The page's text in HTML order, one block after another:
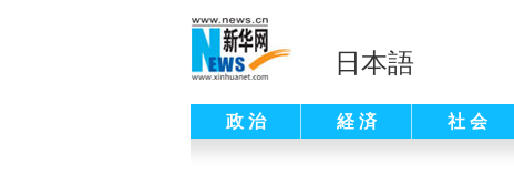
日本語
政 治 経 済 社 会